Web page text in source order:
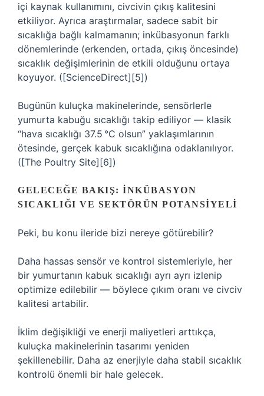
içi kaynak kullanımını, civcivin çıkış kalitesini
etkiliyor. Ayrıca araştırmalar, sadece sabit bir
sıcaklığa bağlı kalmamanın; inkübasyonun farklı
dönemlerinde (erkenden, ortada, çıkış öncesinde)
sıcaklık değişimlerinin de etkili olduğunu ortaya
koyuyor. ([ScienceDirect][5])
Bugünün kuluçka makinelerinde, sensörlerle
yumurta kabuğu sıcaklığı takip ediliyor — klasik
“hava sıcaklığı 37.5 °C olsun” yaklaşımlarının
ötesinde, gerçek kabuk sıcaklığına odaklanılıyor.
([The Poultry Site][6])
GELECEĞE BAKIŞ: İNKÜBASYON
SICAKLIĞI VE SEKTÖRÜN POTANSIYELI
Peki, bu konu ileride bizi nereye götürebilir?
Daha hassas sensör ve kontrol sistemleriyle, her
bir yumurtanın kabuk sıcaklığı ayrı ayrı izlenip
optimize edilebilir — böylece çıkım oranı ve civciv
kalitesi artabilir.
İklim değişikliği ve enerji maliyetleri arttıkça,
kuluçka makinelerinin tasarımı yeniden
şekillenebilir. Daha az enerjiyle daha stabil sıcaklık
kontrolü önemli bir hale gelecek.